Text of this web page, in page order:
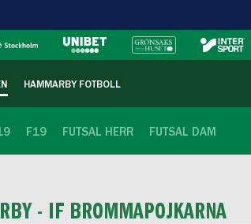
HAMMARBY FOTBOLL
F19 FUTSAL HERR FUTSAL DAM
- IF BROMMAPOJKARNA